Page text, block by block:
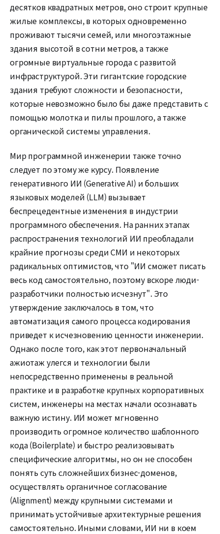
десятков квадратных метров, оно строит крупные
жилые комплексы, в которых одновременно
проживают тысячи семей, или многоэтажные
здания высотой в сотни метров, а также
огромные виртуальные города с развитой
инфраструктурой. Эти гигантские городские
здания требуют сложности и безопасности,
которые невозможно было бы даже представить с
помощью молотка и пилы прошлого, а также
органической системы управления.
Мир программной инженерии также точно
следует по этому же курсу. Появление
генеративного ИИ (Generative AI) и больших
языковых моделей (LLM) вызывает
беспрецедентные изменения в индустрии
программного обеспечения. На ранних этапах
распространения технологий ИИ преобладали
крайние прогнозы среди СМИ и некоторых
радикальных оптимистов, что "ИИ сможет писать
весь код самостоятельно, поэтому вскоре люди-
разработчики полностью исчезнут". Это
утверждение заключалось в том, что
автоматизация самого процесса кодирования
приведет к исчезновению ценности инженерии.
Однако после того, как этот первоначальный
ажиотаж улегся и технологии были
непосредственно применены в реальной
практике и в разработке крупных корпоративных
систем, инженеры на местах начали осознавать
важную истину. ИИ может мгновенно
производить огромное количество шаблонного
кода (Boilerplate) и быстро реализовывать
специфические алгоритмы, но он не способен
понять суть сложнейших бизнес-доменов,
осуществлять органичное согласование
(Alignment) между крупными системами и
принимать устойчивые архитектурные решения
самостоятельно. Иными словами, ИИ ни в коем